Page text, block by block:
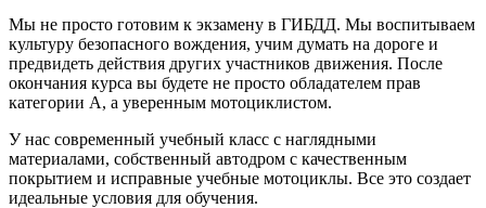
Мы не просто готовим к экзамену в ГИБДД. Мы воспитываем
культуру безопасного вождения, учим думать на дороге и
предвидеть действия других участников движения. После
окончания курса вы будете не просто обладателем прав
категории А, а уверенным мотоциклистом.
У нас современный учебный класс с наглядными
материалами, собственный автодром с качественным
покрытием и исправные учебные мотоциклы. Все это создает
идеальные условия для обучения.